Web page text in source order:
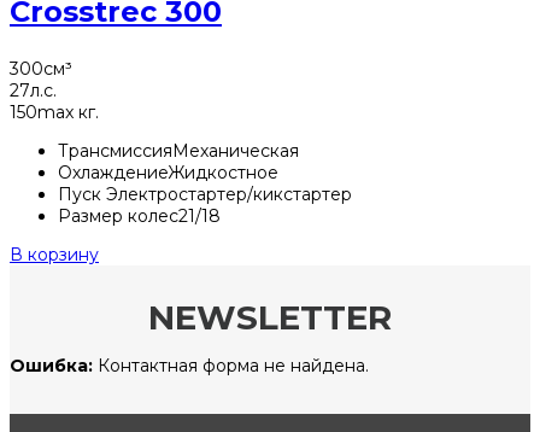
Crosstrec 300
300см³
27л.с.
150max кг.
ТрансмиссияМеханическая
ОхлаждениеЖидкостное
Пуск Электростартер/кикстартер
Размер колес21/18
В корзину
NEWSLETTER
Ошибка: Контактная форма не найдена.